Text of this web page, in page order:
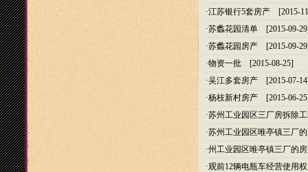
·江苏银行5套房产 [2015-
·苏蠡花园清单 [2015-09-
·苏蠡花园房产 [2015-09-
·物资一批 [2015-08-25]
·吴江多套房产 [2015-07-
·杨枝新村房产 [2015-06-
·苏州工业园区三厂房拆除
·苏州工业园区唯亭镇三厂
·州工业园区唯亭镇三厂的
·观前12辆电瓶车经营使用权